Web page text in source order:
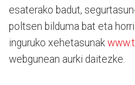
esaterako badut,
poltsen bilduma bat eta
inguruko xehetasunak
webgunean aurki daitezke.